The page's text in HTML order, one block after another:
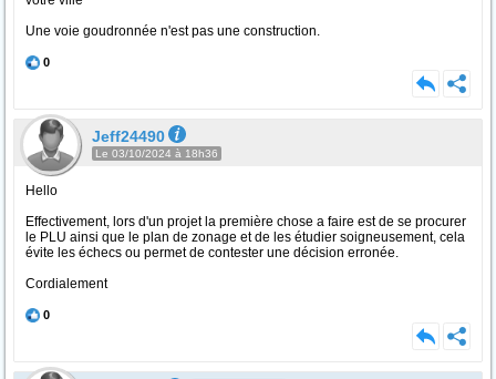
Une voie goudronnée n'est pas une construction.
0
Jeff24490
Le 03/10/2024 à 18h36
Hello
Effectivement, lors d'un projet la première chose a faire est de se procurer
le PLU ainsi que le plan de zonage et de les étudier soigneusement, cela
évite les échecs ou permet de contester une décision erronée.
Cordialement
0